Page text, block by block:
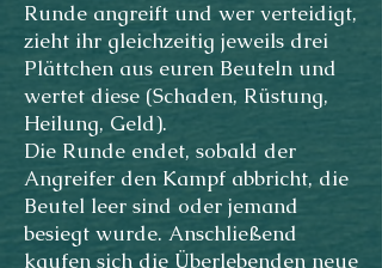
Runde angreift und wer verteidigt,
zieht ihr gleichzeitig jeweils drei
Plättchen aus euren Beuteln und
wertet diese (Schaden, Rüstung,
Heilung, Geld).
Die Runde endet, sobald der
Angreifer den Kampf abbricht, die
Beutel leer sind oder jemand
besiegt wurde. Anschließend
kaufen sich die Überlebenden neue